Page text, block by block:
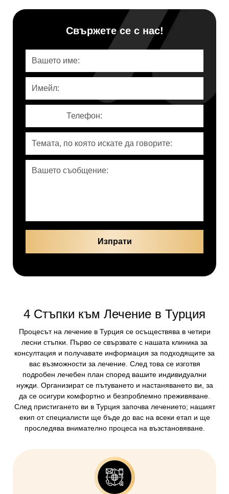
Свържете се с нас!
4 Стъпки към Лечение в Турция
Процесът на лечение в Турция се осъществява в четири
лесни стъпки. Първо се свързвате с нашата клиника за
консултация и получавате информация за подходящите за
вас възможности за лечение. След това се изготвя
подробен лечебен план според вашите индивидуални
нужди. Организират се пътуването и настаняването ви, за
да се осигури комфортно и безпроблемно преживяване.
След пристигането ви в Турция започва лечението; нашият
екип от специалисти ще бъде до вас на всеки етап и ще
проследява внимателно процеса на възстановяване.